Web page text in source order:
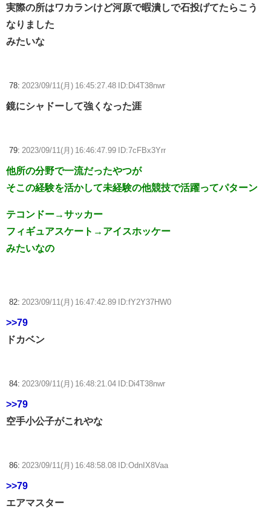
実際の所はワカランけど河原で暇潰しで石投げてたらこう
なりました
みたいな
78: 2023/09/11(月) 16:45:27.48 ID:Di4T38nwr
鏡にシャドーして強くなった涯
79: 2023/09/11(月) 16:46:47.99 ID:7cFBx3Yrr
他所の分野で一流だったやつが
そこの経験を活かして未経験の他競技で活躍ってパターン
テコンドー→サッカー
フィギュアスケート→アイスホッケー
みたいなの
82: 2023/09/11(月) 16:47:42.89 ID:fY2Y37HW0
>>79
ドカベン
84: 2023/09/11(月) 16:48:21.04 ID:Di4T38nwr
>>79
空手小公子がこれやな
86: 2023/09/11(月) 16:48:58.08 ID:OdnIX8Vaa
>>79
エアマスター